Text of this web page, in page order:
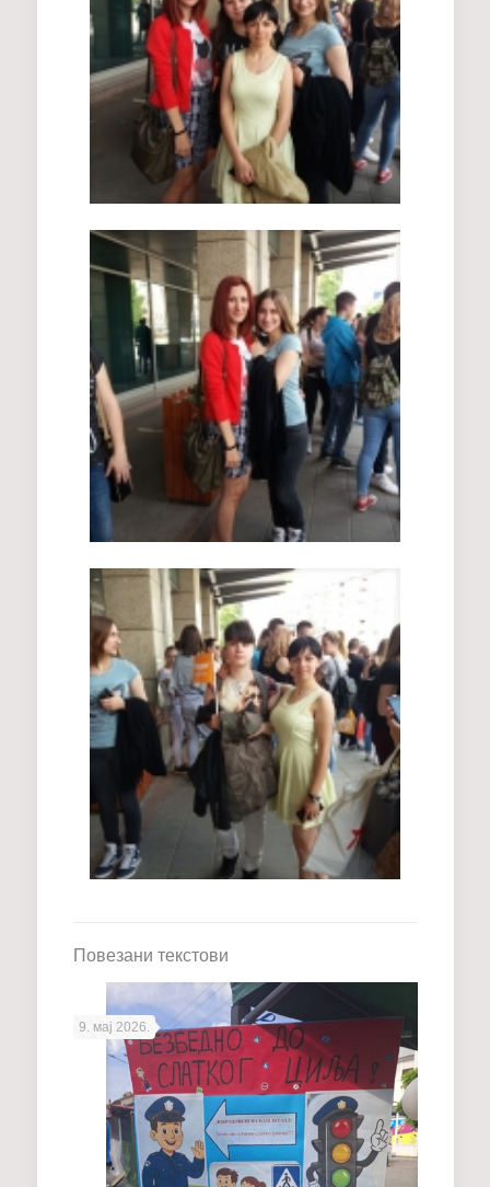
Повезани текстови
9. мај 2026.